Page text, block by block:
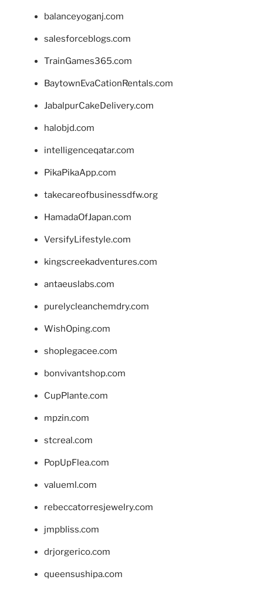
balanceyoganj.com
salesforceblogs.com
TrainGames365.com
BaytownEvaCationRentals.com
JabalpurCakeDelivery.com
halobjd.com
intelligenceqatar.com
PikaPikaApp.com
takecareofbusinessdfw.org
HamadaOfJapan.com
VersifyLifestyle.com
kingscreekadventures.com
antaeuslabs.com
purelycleanchemdry.com
WishOping.com
shoplegacee.com
bonvivantshop.com
CupPlante.com
mpzin.com
stcreal.com
PopUpFlea.com
valueml.com
rebeccatorresjewelry.com
jmpbliss.com
drjorgerico.com
queensushipa.com